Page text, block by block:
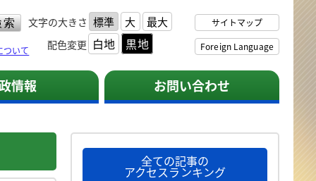
文字の大きさ 標準 大 最大
配色変更 白地 黒地
サイトマップ
Foreign Language
ついて
情報 お問い合わせ
全ての記事の
アクセスランキング